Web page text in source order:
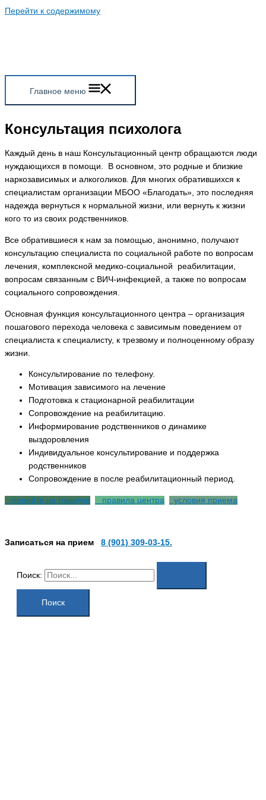
Перейти к содержимому
Главное меню
Консультация психолога
Каждый день в наш Консультационный центр обращаются люди
нуждающихся в помощи. В основном, это родные и близкие
наркозависимых и алкоголиков. Для многих обратившихся к
специалистам организации МБОО «Благодать», это последняя
надежда вернуться к нормальной жизни, или вернуть к жизни
кого то из своих родственников.
Все обратившиеся к нам за помощью, анонимно, получают
консультацию специалиста по социальной работе по вопросам
лечения, комплексной медико-социальной реабилитации,
вопросам связанным с ВИЧ-инфекцией, а также по вопросам
социального сопровождения.
Основная функция консультационного центра – организация
пошагового перехода человека с зависимым поведением от
специалиста к специалисту, к трезвому и полноценному образу
жизни.
Консультирование по телефону.
Мотивация зависимого на лечение
Подготовка к стационарной реабилитации
Сопровождение на реабилитацию.
Информирование родственников о динамике
выздоровления
Индивидуальное консультирование и поддержка
родственников
Сопровождение в после реабилитационный период.
перейти на главную правила центра условия приема
Записаться на прием 8 (901) 309-03-15.
Поиск: